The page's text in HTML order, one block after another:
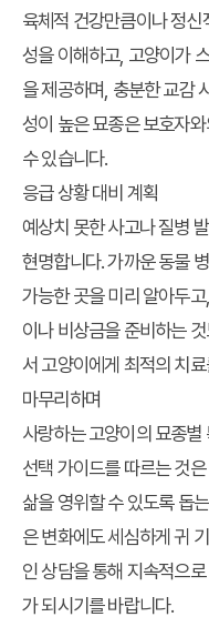
육체적 건강만큼이나 정
성을 이해하고, 고양이가
을 제공하며, 충분한 교감
성이 높은 묘종은 보호자
수 있습니다.
응급 상황 대비 계획
예상치 못한 사고나 질병
현명합니다. 가까운 동물
가능한 곳을 미리 알아두
이나 비상금을 준비하는
서 고양이에게 최적의 치
마무리하며
사랑하는 고양이의 묘종
선택 가이드를 따르는 것
삶을 영위할 수 있도록 돕
은 변화에도 세심하게 귀
인 상담을 통해 지속적으
가 되시기를 바랍니다.